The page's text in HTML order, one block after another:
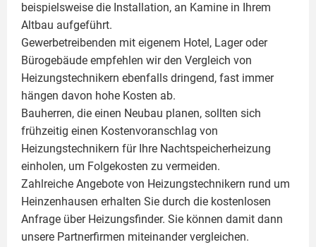
beispielsweise die Installation, an Kamine in Ihrem
Altbau aufgeführt.
Gewerbetreibenden mit eigenem Hotel, Lager oder
Bürogebäude empfehlen wir den Vergleich von
Heizungstechnikern ebenfalls dringend, fast immer
hängen davon hohe Kosten ab.
Bauherren, die einen Neubau planen, sollten sich
frühzeitig einen Kostenvoranschlag von
Heizungstechnikern für Ihre Nachtspeicherheizung
einholen, um Folgekosten zu vermeiden.
Zahlreiche Angebote von Heizungstechnikern rund um
Heinzenhausen erhalten Sie durch die kostenlosen
Anfrage über Heizungsfinder. Sie können damit dann
unsere Partnerfirmen miteinander vergleichen.